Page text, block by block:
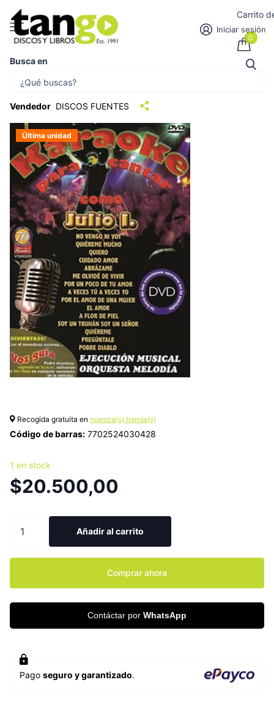
Busca en
Iniciar sesión
Carrito
0
KARAOKE PARA CANTAR COM JULIO I. |
AUTORES VARIOS
Vendedor DISCOS FUENTES
Última unidad
Recogida gratuita en nuestra(s) tienda(s)
Código de barras: 7702524030428
1 en stock
$20.500,00
Añadir al carrito
Comprar ahora
Contáctar por WhatsApp
Pago seguro y garantizado.